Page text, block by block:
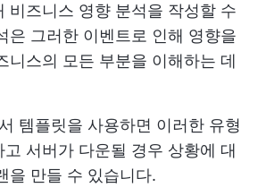
비즈니스 영향 분석을 작성할 수
은 그러한 이벤트로 인해 영향을
니스의 모든 부분을 이해하는 데
템플릿을 사용하면 이러한 유형
서버가 다운될 경우 상황에 대
을 만들 수 있습니다.